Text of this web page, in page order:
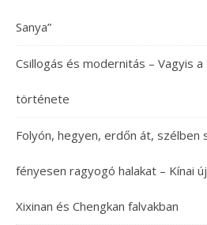
Sanya”
Csillogás és modernitás – Vagyis a
története
Folyón, hegyen, erdőn át, szélben
fényesen ragyogó halakat – Kínai
Xixinan és Chengkan falvakban